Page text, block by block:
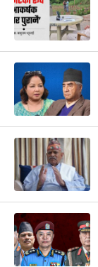
२४ गोरुपुजा
कार्तिक
२५
बुध
भाइटीका
कार्तिक
२९ छठपर्व
१०
शुक्र
क्रिसमस डे
पौष १०,
१५
बुध
तमुल्होछार
पौष १५,